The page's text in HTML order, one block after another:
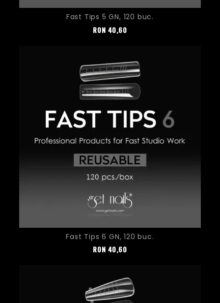
Fast Tips 5 GN, 120 buc.
Pret
RON 40,60
Fast Tips 6 GN, 120 buc.
Pret
RON 40,60